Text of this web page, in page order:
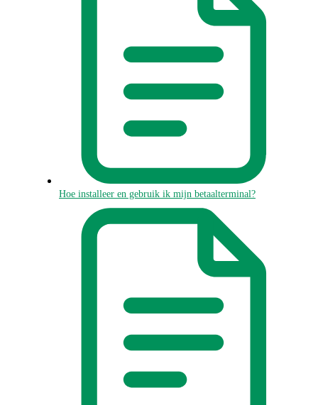
Hoe installeer en gebruik ik mijn betaalterminal?